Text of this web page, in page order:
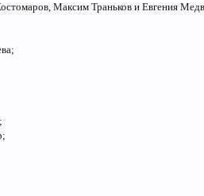
Максим Траньков и Евгения